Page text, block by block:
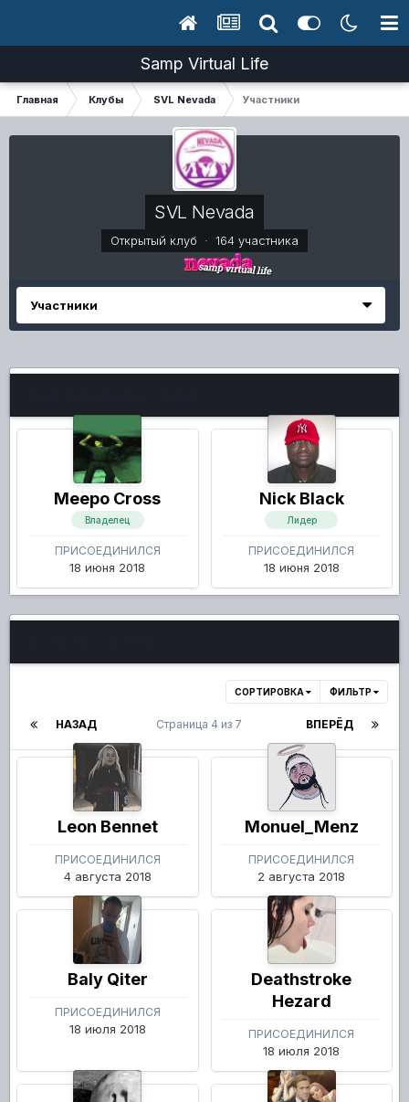
Samp Virtual Life
Главная Клубы SVL Nevada Участники
SVL Nevada
Открытый клуб · 164 участника
Участники
Meepo Cross
Владелец
ПРИСОЕДИНИЛСЯ
18 июня 2018
Nick Black
Лидер
ПРИСОЕДИНИЛСЯ
18 июня 2018
СОРТИРОВКА ФИЛЬТР
НАЗАД ВПЕРЁД
Страница 4 из 7
Leon Bennet
ПРИСОЕДИНИЛСЯ
4 августа 2018
Monuel_Menz
ПРИСОЕДИНИЛСЯ
2 августа 2018
Baly Qiter
ПРИСОЕДИНИЛСЯ
18 июля 2018
Deathstroke
Hezard
ПРИСОЕДИНИЛСЯ
18 июля 2018